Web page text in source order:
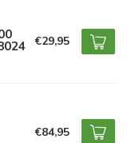
€29,95
€84,95